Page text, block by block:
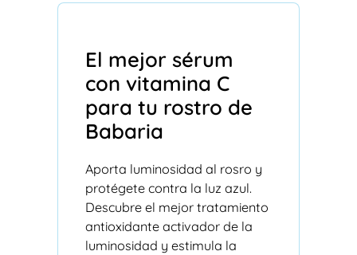
El mejor sérum
con vitamina C
para tu rostro de
Babaria
Aporta luminosidad al rosro y
protégete contra la luz azul.
Descubre el mejor tratamiento
antioxidante activador de la
luminosidad y estimula la